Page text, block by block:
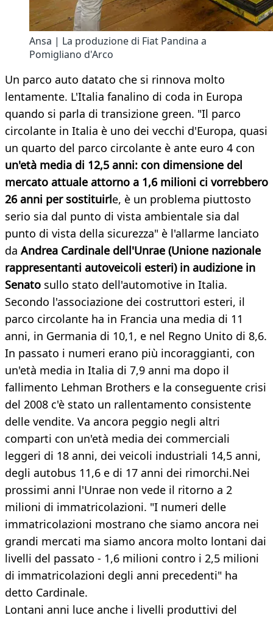
Ansa | La produzione di Fiat Pandina a
Pomigliano d'Arco
Un parco auto datato che si rinnova molto
lentamente. L'Italia fanalino di coda in Europa
quando si parla di transizione green. "Il parco
circolante in Italia è uno dei vecchi d'Europa, quasi
un quarto del parco circolante è ante euro 4 con
un'età media di 12,5 anni: con dimensione del
mercato attuale attorno a 1,6 milioni ci vorrebbero
26 anni per sostituirle, è un problema piuttosto
serio sia dal punto di vista ambientale sia dal
punto di vista della sicurezza" è l'allarme lanciato
da Andrea Cardinale dell'Unrae (Unione nazionale
rappresentanti autoveicoli esteri) in audizione in
Senato sullo stato dell'automotive in Italia.
Secondo l'associazione dei costruttori esteri, il
parco circolante ha in Francia una media di 11
anni, in Germania di 10,1, e nel Regno Unito di 8,6.
In passato i numeri erano più incoraggianti, con
un'età media in Italia di 7,9 anni ma dopo il
fallimento Lehman Brothers e la conseguente crisi
del 2008 c'è stato un rallentamento consistente
delle vendite. Va ancora peggio negli altri
comparti con un'età media dei commerciali
leggeri di 18 anni, dei veicoli industriali 14,5 anni,
degli autobus 11,6 e di 17 anni dei rimorchi.Nei
prossimi anni l'Unrae non vede il ritorno a 2
milioni di immatricolazioni. "I numeri delle
immatricolazioni mostrano che siamo ancora nei
grandi mercati ma siamo ancora molto lontani dai
livelli del passato - 1,6 milioni contro i 2,5 milioni
di immatricolazioni degli anni precedenti" ha
detto Cardinale.
Lontani anni luce anche i livelli produttivi del